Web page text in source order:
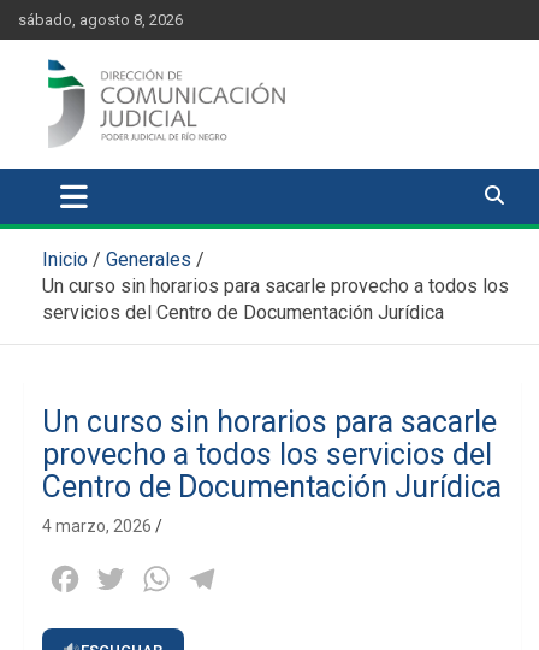
content
Skip
to
content
sábado, agosto 8, 2026
Comunicación Judicial
Inicio
Generales
Un curso sin horarios para sacarle provecho a todos los
servicios del Centro de Documentación Jurídica
Un curso sin horarios para sacarle
provecho a todos los servicios del
Centro de Documentación Jurídica
4 marzo, 2026
Facebook
Twitter WhatsApp